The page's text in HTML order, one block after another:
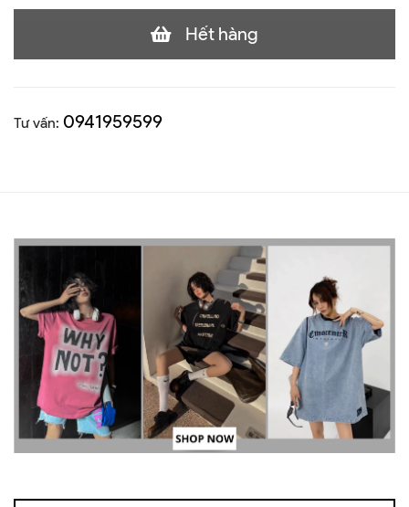
Hết hàng
Tư vấn: 0941959599